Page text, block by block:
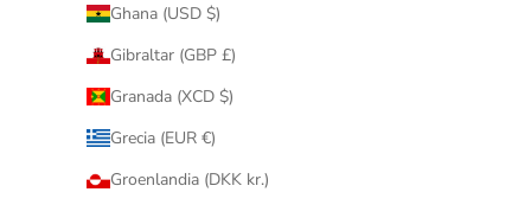
Ghana (USD $)
Gibraltar (GBP £)
Granada (XCD $)
Grecia (EUR €)
Groenlandia (DKK kr.)